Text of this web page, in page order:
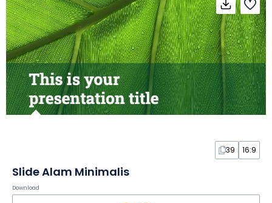
39 16:9
Slide Alam Minimalis
Download